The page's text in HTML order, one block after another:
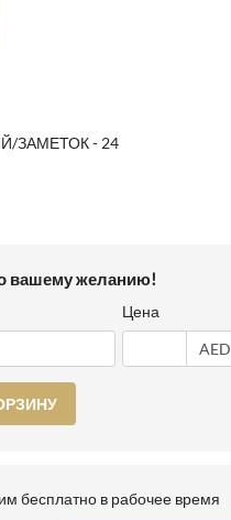
ЗАМЕТОК - 24
вашему желанию!
Цена
AED
бесплатно в рабочее время